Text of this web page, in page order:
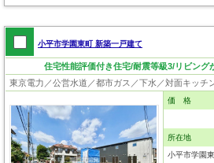
小平市学園東町 新築一戸建て
住宅性能評価付き住宅/耐震等級3/リビング
価 格
所在地
小平市学園